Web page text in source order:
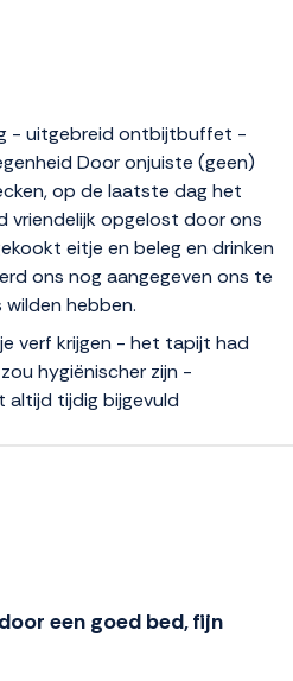
- uitgebreid ontbijtbuffet -
Door onjuiste (geen)
op de laatste dag het
vriendelijk opgelost door ons
eitje en beleg en drinken
ons nog aangegeven ons te
hebben.
verf krijgen - het tapijt had
hygiënischer zijn -
tijdig bijgevuld
een goed bed, fijn